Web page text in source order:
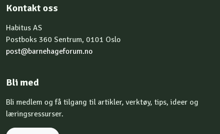
Kontakt oss
Habitus AS
Postboks 360 Sentrum, 0101 Oslo
post@barnehageforum.no
Bli med
Bli medlem og få tilgang til artikler, verktøy, tips, ideer og
læringsressurser.